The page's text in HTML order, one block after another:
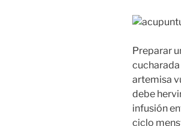
Preparar
cucharada
artemisa
debe
infusión
ciclo